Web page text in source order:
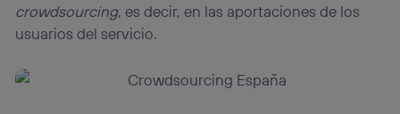
crowdsourcing, es decir, en las aportaciones de los
usuarios del servicio.